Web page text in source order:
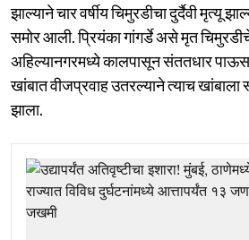
झाल्याने चार वर्षीय चिमुरडीचा दुर्दैवी मृत्यू
समोर आली. प्रियंका गांगर्डे असे मृत
अहिल्यानगरमध्ये कालपासून संततधार
खांबात वीजप्रवाह उतरल्याने त्याच खांबाला
झाला.